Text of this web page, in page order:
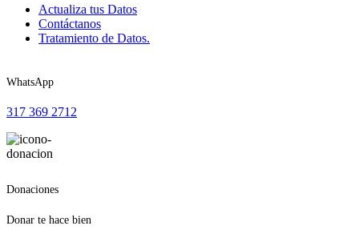
Actualiza tus Datos
Contáctanos
Tratamiento de Datos.
WhatsApp
317 369 2712
Donaciones
Donar te hace bien